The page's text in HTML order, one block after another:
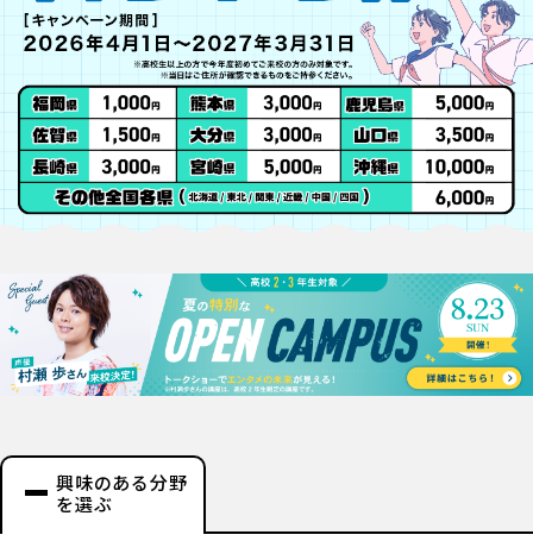
興味のある分野
を選ぶ